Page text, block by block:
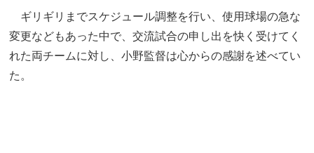
ギリギリまでスケジュール調整を行い、使用球場の急な
変更などもあった中で、交流試合の申し出を快く受けてく
れた両チームに対し、小野監督は心からの感謝を述べてい
た。